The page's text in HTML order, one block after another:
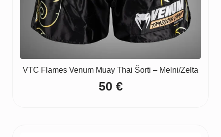
VTC Flames Venum Muay Thai Šorti – Melni/Zelta
50 €